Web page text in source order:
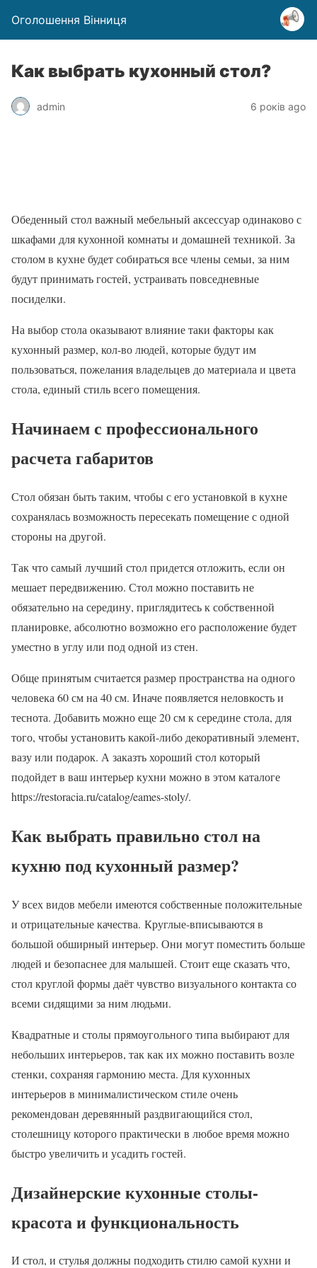
Оголошення Вінниця
Как выбрать кухонный стол?
admin 6 років ago
Обеденный стол важный мебельный аксессуар одинаково с
шкафами для кухонной комнаты и домашней техникой. За
столом в кухне будет собираться все члены семьи, за ним
будут принимать гостей, устраивать повседневные
посиделки.
На выбор стола оказывают влияние таки факторы как
кухонный размер, кол-во людей, которые будут им
пользоваться, пожелания владельцев до материала и цвета
стола, единый стиль всего помещения.
Начинаем с профессионального
расчета габаритов
Стол обязан быть таким, чтобы с его установкой в кухне
сохранялась возможность пересекать помещение с одной
стороны на другой.
Так что самый лучший стол придется отложить, если он
мешает передвижению. Стол можно поставить не
обязательно на середину, приглядитесь к собственной
планировке, абсолютно возможно его расположение будет
уместно в углу или под одной из стен.
Обще принятым считается размер пространства на одного
человека 60 см на 40 см. Иначе появляется неловкость и
теснота. Добавить можно еще 20 см к середине стола, для
того, чтобы установить какой-либо декоративный элемент,
вазу или подарок. А заказть хороший стол который
подойдет в ваш интерьер кухни можно в этом каталоге
https://restoracia.ru/catalog/eames-stoly/.
Как выбрать правильно стол на
кухню под кухонный размер?
У всех видов мебели имеются собственные положительные
и отрицательные качества. Круглые-вписываются в
большой обширный интерьер. Они могут поместить больше
людей и безопаснее для малышей. Стоит еще сказать что,
стол круглой формы даёт чувство визуального контакта со
всеми сидящими за ним людьми.
Квадратные и столы прямоугольного типа выбирают для
небольших интерьеров, так как их можно поставить возле
стенки, сохраняя гармонию места. Для кухонных
интерьеров в минималистическом стиле очень
рекомендован деревянный раздвигающийся стол,
столешницу которого практически в любое время можно
быстро увеличить и усадить гостей.
Дизайнерские кухонные столы-
красота и функциональность
И стол, и стулья должны подходить стилю самой кухни и